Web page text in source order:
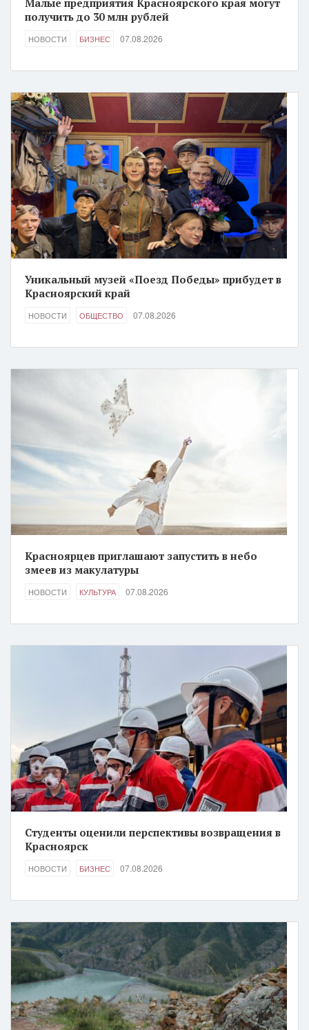
Малые предприятия Красноярского края могут
получить до 30 млн рублей
НОВОСТИ БИЗНЕС 07.08.2026
Уникальный музей «Поезд Победы» прибудет в
Красноярский край
НОВОСТИ ОБЩЕСТВО 07.08.2026
Красноярцев приглашают запустить в небо
змеев из макулатуры
НОВОСТИ КУЛЬТУРА 07.08.2026
Студенты оценили перспективы возвращения в
Красноярск
НОВОСТИ БИЗНЕС 07.08.2026